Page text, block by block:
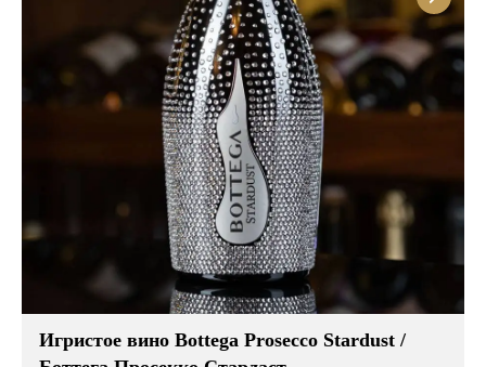
Игристое вино Bottega Prosecco Stardust /